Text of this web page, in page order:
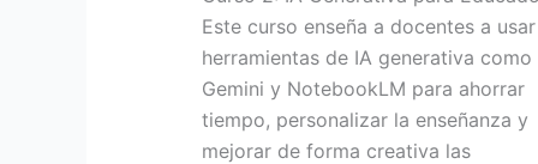
Este curso enseña a docentes a usar
herramientas de IA generativa como
Gemini y NotebookLM para ahorrar
tiempo, personalizar la enseñanza y
mejorar de forma creativa las